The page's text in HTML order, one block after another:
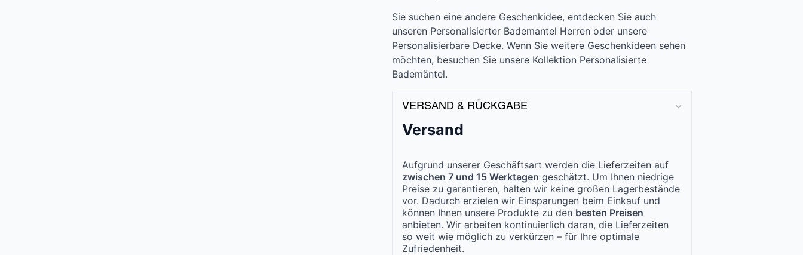
Sie suchen eine andere Geschenkidee, entdecken Sie auch
unseren Personalisierter Bademantel Herren oder unsere
Personalisierbare Decke. Wenn Sie weitere Geschenkideen sehen
möchten, besuchen Sie unsere Kollektion Personalisierte
Bademäntel.
VERSAND & RÜCKGABE
Versand
Aufgrund unserer Geschäftsart werden die Lieferzeiten auf
zwischen 7 und 15 Werktagen geschätzt. Um Ihnen niedrige
Preise zu garantieren, halten wir keine großen Lagerbestände
vor. Dadurch erzielen wir Einsparungen beim Einkauf und
können Ihnen unsere Produkte zu den besten Preisen
anbieten. Wir arbeiten kontinuierlich daran, die Lieferzeiten
so weit wie möglich zu verkürzen – für Ihre optimale
Zufriedenheit.